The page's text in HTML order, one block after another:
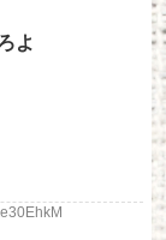
よ